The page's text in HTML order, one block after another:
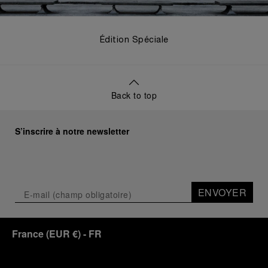
Édition Spéciale
Back to top
S’inscrire à notre newsletter
ENVOYER
France(EUR €)- FR